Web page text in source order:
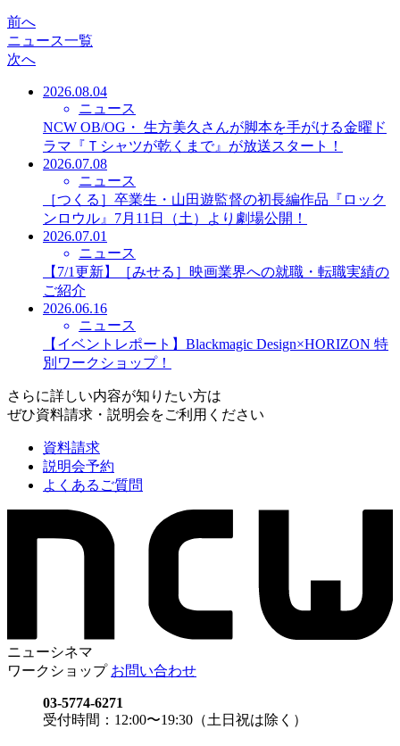
前へ
ニュース一覧
次へ
2026.08.04
ニュース
NCW OB/OG・ 生方美久さんが脚本を手がける金曜ド
ラマ『Ｔシャツが乾くまで』が放送スタート！
2026.07.08
ニュース
［つくる］卒業生・山田遊監督の初長編作品『ロック
ンロウル』7月11日（土）より劇場公開！
2026.07.01
ニュース
【7/1更新】［みせる］映画業界への就職・転職実績の
ご紹介
2026.06.16
ニュース
【イベントレポート】Blackmagic Design×HORIZON 特
別ワークショップ！
さらに詳しい内容が知りたい方は
ぜひ資料請求・説明会をご利用ください
資料請求
説明会予約
よくあるご質問
ニューシネマ
ワークショップ お問い合わせ
03-5774-6271
受付時間：12:00〜19:30（土日祝は除く）